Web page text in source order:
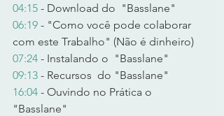
04:15 - Download do  "Basslane"
06:19 - "Como você pode colaborar
com este Trabalho" (Não é dinheiro)
07:24 - Instalando o  "Basslane"
09:13 - Recursos  do "Basslane"
16:04 - Ouvindo no Prática o
"Basslane"